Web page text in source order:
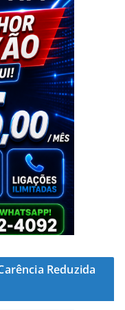
Reduzida